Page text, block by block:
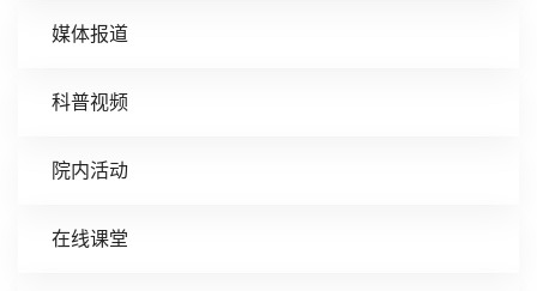
媒体报道
科普视频
院内活动
在线课堂